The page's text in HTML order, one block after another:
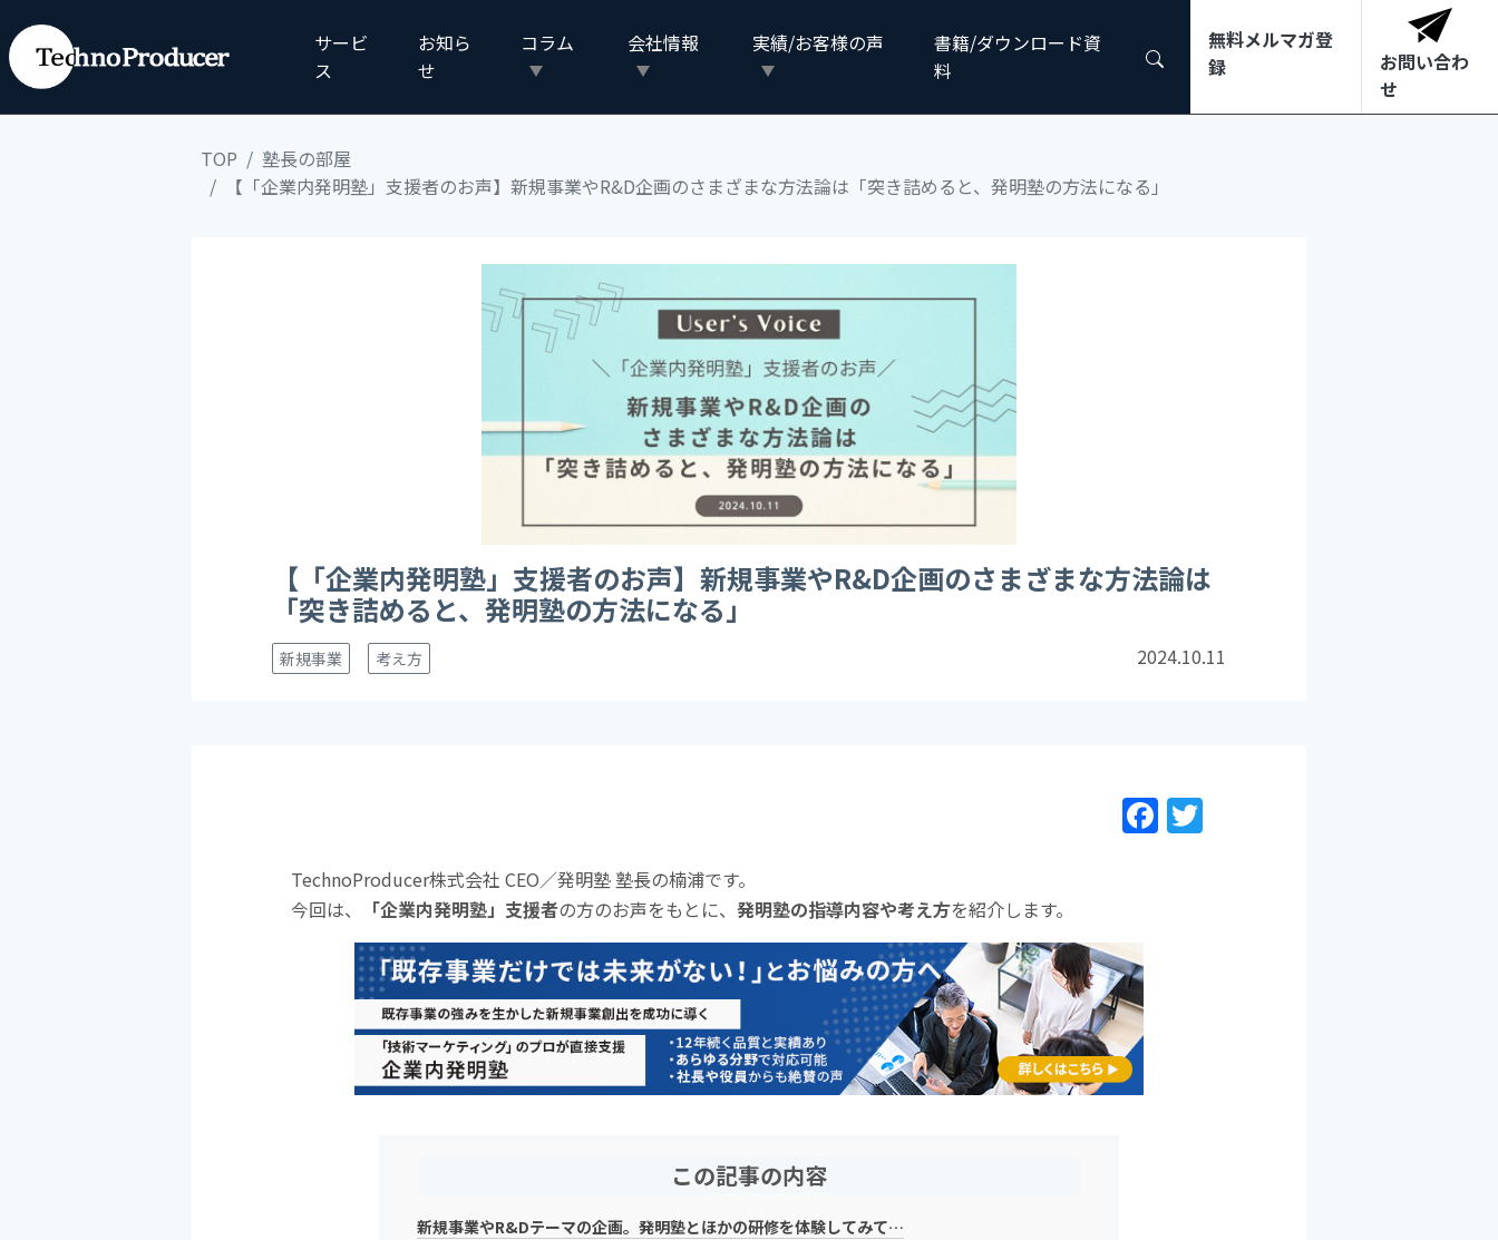
サービ
ス
お知ら
せ
コラム 会社情報 実績/お客様の声
書籍/ダウンロード資
料
無料メルマガ登
録
お問い合わ
せ
TOP
塾長の部屋
【「企業内発明塾」支援者のお声】新規事業やR&D企画のさまざまな方法論は「突き詰めると、発明塾の方法になる」
【「企業内発明塾」支援者のお声】新規事業やR&D企画のさまざまな方法論は
「突き詰めると、発明塾の方法になる」
新規事業 考え方 2024.10.11
F
a
TechnoProducer株式会社 CEO／発明塾 塾長の楠浦です。
今回は、
「企業内発明塾」 支援者の方のお声をもとに、 発明塾の指導内容や考え方を紹介します。
この記事の内容
新規事業やR&Dテーマの企画。発明塾とほかの研修を体験してみて…